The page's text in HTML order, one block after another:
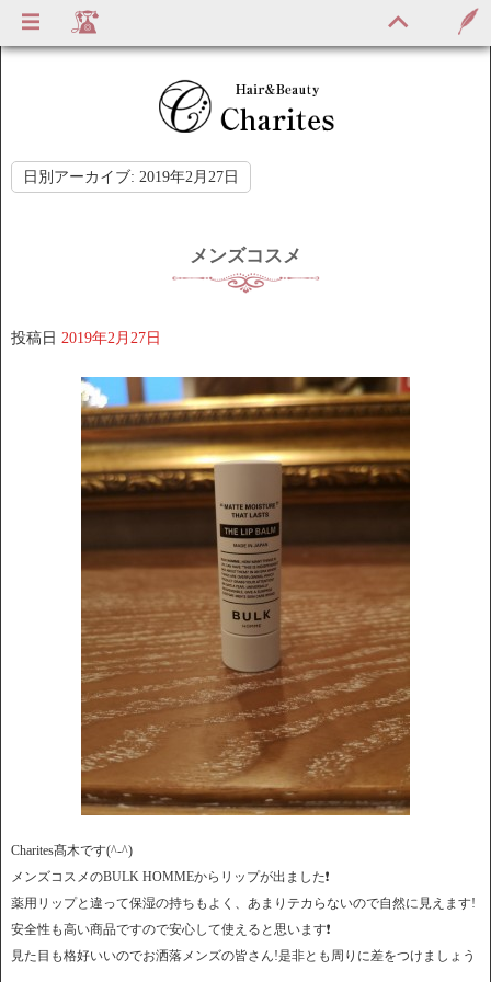
日別アーカイブ: 2019年2月27日
メンズコスメ
投稿日 2019年2月27日
Charites髙木です(^-^)
メンズコスメのBULK HOMMEからリップが出ました❗
薬用リップと違って保湿の持ちもよく、あまりテカらないので自然に見えます!
安全性も高い商品ですので安心して使えると思います❗
見た目も格好いいのでお洒落メンズの皆さん!是非とも周りに差をつけましょう